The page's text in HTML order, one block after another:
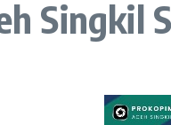
Singkil